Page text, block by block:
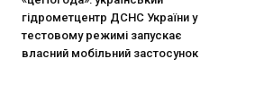
гідрометцентр ДСНС України у
тестовому режимі запускає
власний мобільний застосунок